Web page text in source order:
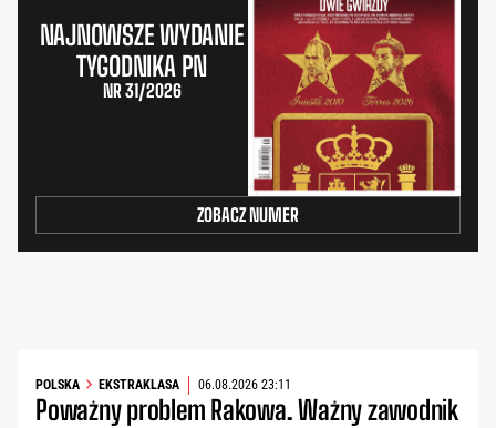
NAJNOWSZE WYDANIE
TYGODNIKA PN
NR 31/2026
ZOBACZ NUMER
POLSKA EKSTRAKLASA 06.08.2026 23:11
Poważny problem Rakowa. Ważny zawodnik